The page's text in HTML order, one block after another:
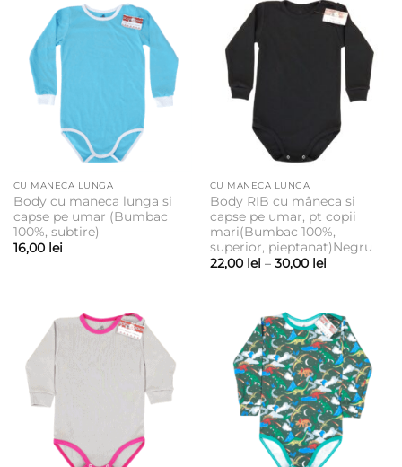
la
30,00 lei
CU MANECA LUNGA
Body cu maneca lunga si
capse pe umar (Bumbac
100%, subtire)
16,00 lei
CU MANECA LUNGA
Body RIB cu mâneca si
capse pe umar, pt copii
mari(Bumbac 100%,
superior, pieptanat)Negru
22,00 lei – 30,00 leiInterval
până
la
30,00 lei